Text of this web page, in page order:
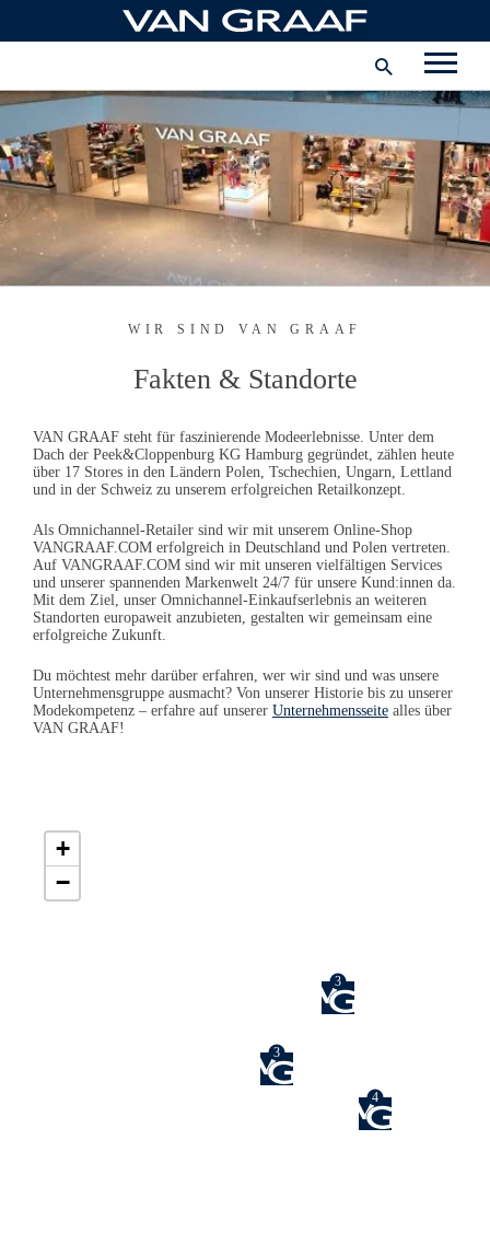
springen
Unternehmen
Schweiz
INSTAGRAM
FACEBOOK
WIR SIND VAN GRAAF
Fakten & Standorte
VAN GRAAF steht für faszinierende Modeerlebnisse. Unter dem
Dach der Peek&Cloppenburg KG Hamburg gegründet, zählen heute
über 17 Stores in den Ländern Polen, Tschechien, Ungarn, Lettland
und in der Schweiz zu unserem erfolgreichen Retailkonzept.
Als Omnichannel-Retailer sind wir mit unserem Online-Shop
VANGRAAF.COM erfolgreich in Deutschland und Polen vertreten.
Auf VANGRAAF.COM sind wir mit unseren vielfältigen Services
und unserer spannenden Markenwelt 24/7 für unsere Kund:innen da.
Mit dem Ziel, unser Omnichannel-Einkaufserlebnis an weiteren
Standorten europaweit anzubieten, gestalten wir gemeinsam eine
erfolgreiche Zukunft.
Du möchtest mehr darüber erfahren, wer wir sind und was unsere
Unternehmensgruppe ausmacht? Von unserer Historie bis zu unserer
Modekompetenz – erfahre auf unserer Unternehmensseite alles über
VAN GRAAF!
3
4
3
+
−